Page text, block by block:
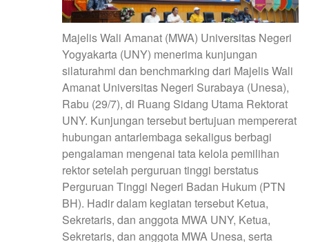
Majelis Wali Amanat (MWA) Universitas Negeri
Yogyakarta (UNY) menerima kunjungan
silaturahmi dan benchmarking dari Majelis Wali
Amanat Universitas Negeri Surabaya (Unesa),
Rabu (29/7), di Ruang Sidang Utama Rektorat
UNY. Kunjungan tersebut bertujuan mempererat
hubungan antarlembaga sekaligus berbagi
pengalaman mengenai tata kelola pemilihan
rektor setelah perguruan tinggi berstatus
Perguruan Tinggi Negeri Badan Hukum (PTN
BH). Hadir dalam kegiatan tersebut Ketua,
Sekretaris, dan anggota MWA UNY, Ketua,
Sekretaris, dan anggota MWA Unesa, serta